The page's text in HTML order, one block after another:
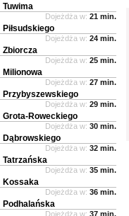
Tuwima
Dojeżdża w: 21 min.
Piłsudskiego
Dojeżdża w: 24 min.
Zbiorcza
Dojeżdża w: 25 min.
Milionowa
Dojeżdża w: 27 min.
Przybyszewskiego
Dojeżdża w: 29 min.
Grota-Roweckiego
Dojeżdża w: 30 min.
Dąbrowskiego
Dojeżdża w: 32 min.
Tatrzańska
Dojeżdża w: 35 min.
Kossaka
Dojeżdża w: 36 min.
Podhalańska
Dojeżdża w: 37 min.